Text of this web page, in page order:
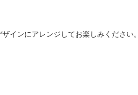
インにアレンジしてお楽しみください